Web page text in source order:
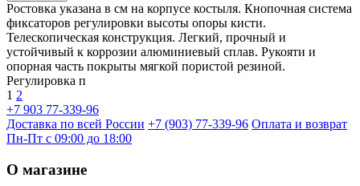
Ростовка указана в см на корпусе костыля. Кнопочная система
фиксаторов регулировки высоты опоры кисти.
Телескопическая конструкция. Легкий, прочный и
устойчивый к коррозии алюминиевый сплав. Рукояти и
опорная часть покрыты мягкой пористой резиной.
Регулировка п
1 2
+7 903 77-339-96
Доставка по всей России +7 (903) 77-339-96 Оплата и возврат
Пн-Пт с 09:00 до 18:00
О магазине